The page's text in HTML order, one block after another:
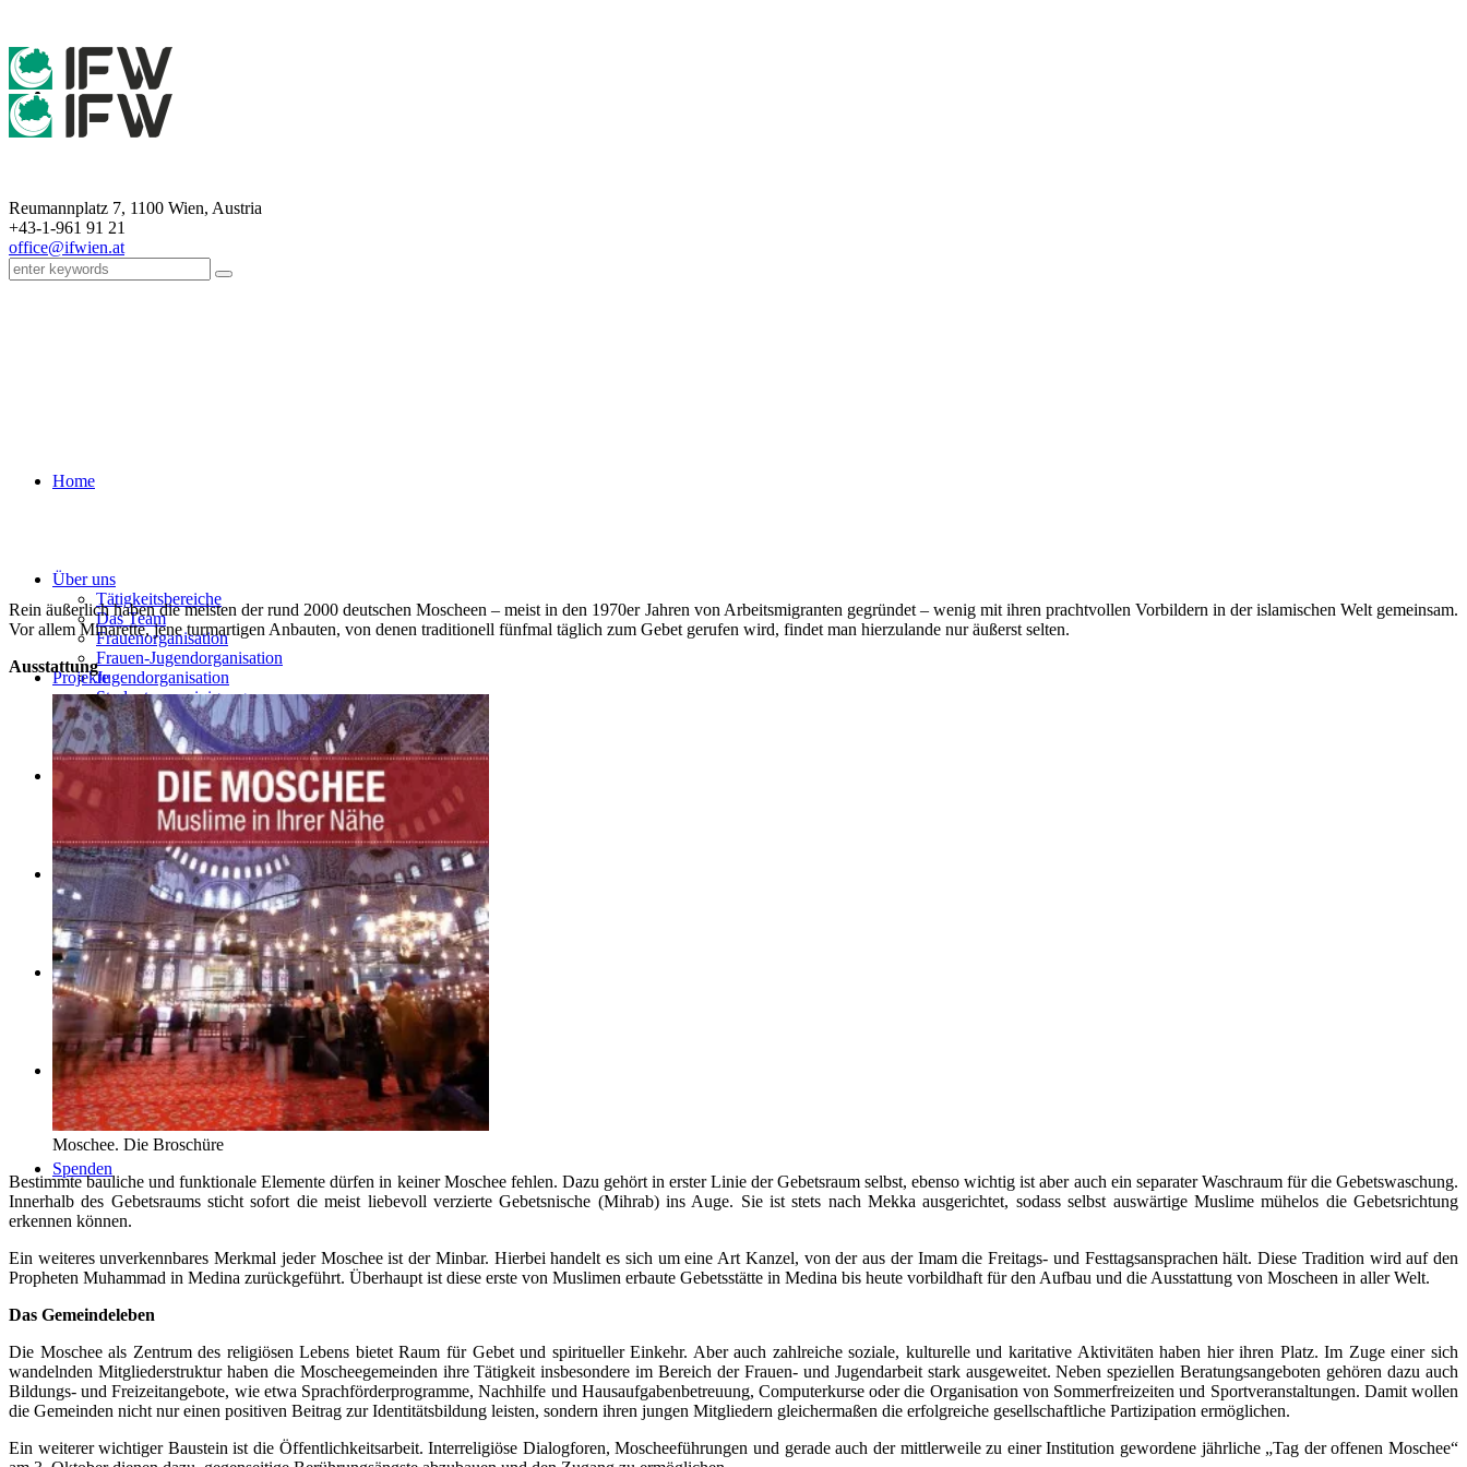
Reumannplatz 7, 1100 Wien, Austria
+43-1-961 91 21
office@ifwien.at
Home
Über uns
Tätigkeitsbereiche
Das Team
Frauenorganisation
Frauen-Jugendorganisation
Jugendorganisation
Studentenvereinigung
Projekte
Der Islam
Der Islam – eine Weltreligion
Der Koran – die Botschaft Gottes
Muhammad – der Gesandte Gottes
Die Moschee – Muslime in ihrer Nähe
Ramadan – die Zeit der Besinnung
Islamische Feste – Zeiten des Gedenkens und Feierns
Islam – schnell erklärt
Meldungen
Moscheen
Kontakt
Spenden
Rein äußerlich haben die meisten der rund 2000 deutschen Moscheen – meist in den 1970er Jahren von Arbeitsmigranten gegründet – wenig mit ihren prachtvollen Vorbildern in der islamischen Welt gemeinsam.
Vor allem Minarette, jene turmartigen Anbauten, von denen traditionell fünfmal täglich zum Gebet gerufen wird, findet man hierzulande nur äußerst selten.
Ausstattung
Moschee. Die Broschüre
Bestimmte bauliche und funktionale Elemente dürfen in keiner Moschee fehlen. Dazu gehört in erster Linie der Gebetsraum selbst, ebenso wichtig ist aber auch ein separater Waschraum für die Gebetswaschung.
Innerhalb des Gebetsraums sticht sofort die meist liebevoll verzierte Gebetsnische (Mihrab) ins Auge. Sie ist stets nach Mekka ausgerichtet, sodass selbst auswärtige Muslime mühelos die Gebetsrichtung
erkennen können.
Ein weiteres unverkennbares Merkmal jeder Moschee ist der Minbar. Hierbei handelt es sich um eine Art Kanzel, von der aus der Imam die Freitags- und Festtagsansprachen hält. Diese Tradition wird auf den
Propheten Muhammad in Medina zurückgeführt. Überhaupt ist diese erste von Muslimen erbaute Gebetsstätte in Medina bis heute vorbildhaft für den Aufbau und die Ausstattung von Moscheen in aller Welt.
Das Gemeindeleben
Die Moschee als Zentrum des religiösen Lebens bietet Raum für Gebet und spiritueller Einkehr. Aber auch zahlreiche soziale, kulturelle und karitative Aktivitäten haben hier ihren Platz. Im Zuge einer sich
wandelnden Mitgliederstruktur haben die Moscheegemeinden ihre Tätigkeit insbesondere im Bereich der Frauen- und Jugendarbeit stark ausgeweitet. Neben speziellen Beratungsangeboten gehören dazu auch
Bildungs- und Freizeitangebote, wie etwa Sprachförderprogramme, Nachhilfe und Hausaufgabenbetreuung, Computerkurse oder die Organisation von Sommerfreizeiten und Sportveranstaltungen. Damit wollen
die Gemeinden nicht nur einen positiven Beitrag zur Identitätsbildung leisten, sondern ihren jungen Mitgliedern gleichermaßen die erfolgreiche gesellschaftliche Partizipation ermöglichen.
Ein weiterer wichtiger Baustein ist die Öffentlichkeitsarbeit. Interreligiöse Dialogforen, Moscheeführungen und gerade auch der mittlerweile zu einer Institution gewordene jährliche „Tag der offenen Moschee“